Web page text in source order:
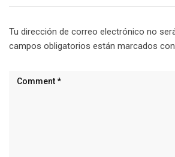
Tu dirección de correo electrónico no
campos obligatorios están marcados con